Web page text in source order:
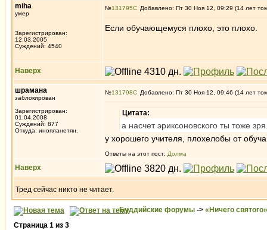
miha
умер
Зарегистрирован:
12.03.2005
Суждений: 4540
№131795 Добавлено: Пт 30 Ноя 12, 09:29 (14 лет
Если обучающемуся плохо, это плохо.
Наверх
шрамана
заблокирован
Зарегистрирован:
01.04.2008
Суждений: 877
Откуда: инопланетян.
№131798 Добавлено: Пт 30 Ноя 12, 09:46 (14 лет
Цитата:
а насчет эриксоновского ты тоже
у хорошего учителя, плохелобы от
Ответы на этот пост: Долма
Наверх
Тред сейчас никто не читает.
Буддийские форумы -> «Ничего святого»
Страница 1 из 3